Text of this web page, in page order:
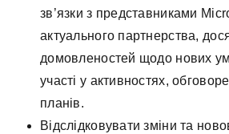
зв’язки з представниками
актуального партнерства,
домовленостей щодо нових
участі у активностях,
планів.
Відслідковувати зміни та